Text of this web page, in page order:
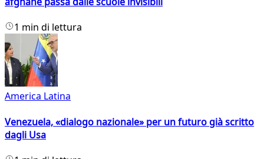
1 min di lettura
America Latina
Venezuela, «dialogo nazionale» per un futuro già scritto
dagli Usa